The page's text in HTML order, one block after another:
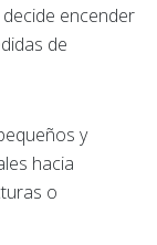
encender
de
y
hacia
o